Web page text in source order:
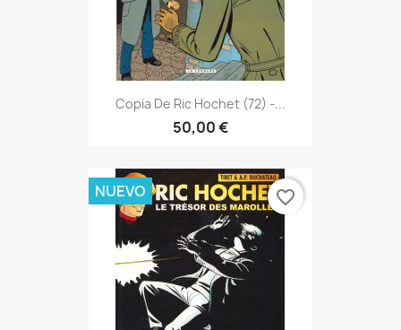
Copia De Ric Hochet (72) -...
50,00 €
NUEVO favorite_border